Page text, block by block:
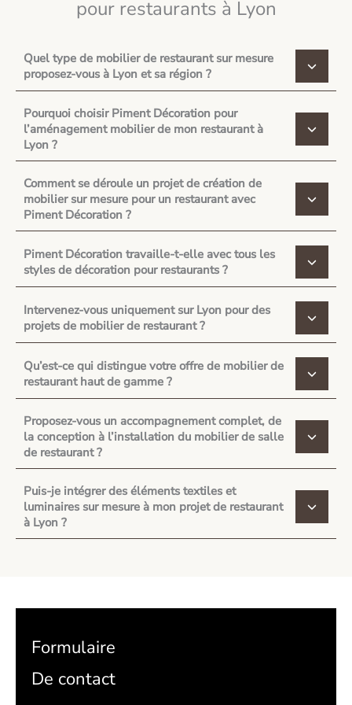
pour restaurants à Lyon
Quel type de mobilier de restaurant sur mesure
proposez-vous à Lyon et sa région ?
Pourquoi choisir Piment Décoration pour
l’aménagement mobilier de mon restaurant à
Lyon ?
Comment se déroule un projet de création de
mobilier sur mesure pour un restaurant avec
Piment Décoration ?
Piment Décoration travaille-t-elle avec tous les
styles de décoration pour restaurants ?
Intervenez-vous uniquement sur Lyon pour des
projets de mobilier de restaurant ?
Qu’est-ce qui distingue votre offre de mobilier de
restaurant haut de gamme ?
Proposez-vous un accompagnement complet, de
la conception à l’installation du mobilier de salle
de restaurant ?
Puis-je intégrer des éléments textiles et
luminaires sur mesure à mon projet de restaurant
à Lyon ?
Formulaire
De contact